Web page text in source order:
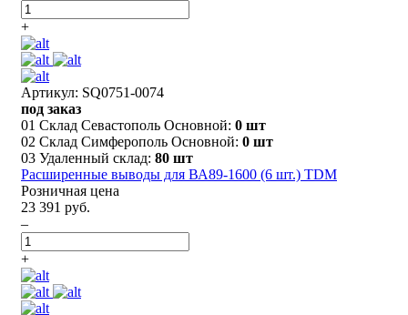
+
Артикул: SQ0751-0074
под заказ
01 Склад Севастополь Основной: 0 шт
02 Склад Симферополь Основной: 0 шт
03 Удаленный склад: 80 шт
Расширенные выводы для ВА89-1600 (6 шт.) TDM
Розничная цена
23 391 руб.
–
+